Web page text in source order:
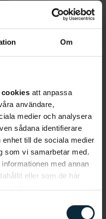
Om
cookies att anpassa
användare,
medier och analysera
sådana identifierare
till de sociala medier
som vi samarbetar med.
med annan
eller som de har